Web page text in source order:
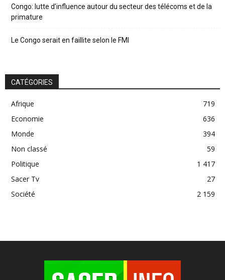
Congo: lutte d’influence autour du secteur des télécoms et de la
primature
Le Congo serait en faillite selon le FMI
CATÉGORIES
Afrique
719
Economie
636
Monde
394
Non classé
59
Politique
1 417
Sacer Tv
27
Société
2 159